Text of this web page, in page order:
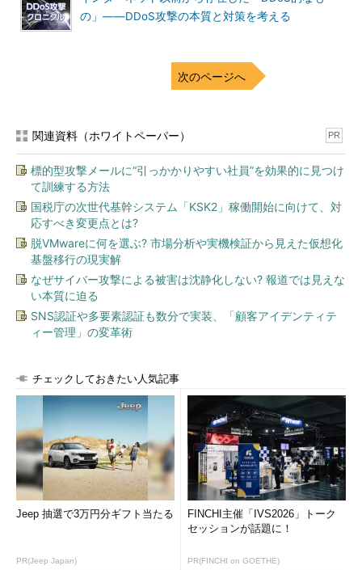
の」――DDoS攻撃の本質と対策を考える
次のページへ
関連資料（ホワイトペーパー） PR
標的型攻撃メールに“引っかかりやすい社員”を効果的に見つけ
て訓練する方法
国税庁の次世代基幹システム「KSK2」稼働開始に向けて、対
応すべき変更点とは?
脱VMwareに何を選ぶ? 市場分析や実機検証から見えた仮想化
基盤移行の現実解
なぜサイバー攻撃による被害は沈静化しない? 報道では見えな
い本質に迫る
SNS認証や多要素認証も数分で実装、「顧客アイデンティテ
ィー管理」の変革術
チェックしておきたい人気記事
Jeep 抽選で3万円分ギフト当たる
PR(Jeep Japan)
FINCHI主催「IVS2026」トーク
セッションが話題に！
PR(FINCHI on GOETHE)